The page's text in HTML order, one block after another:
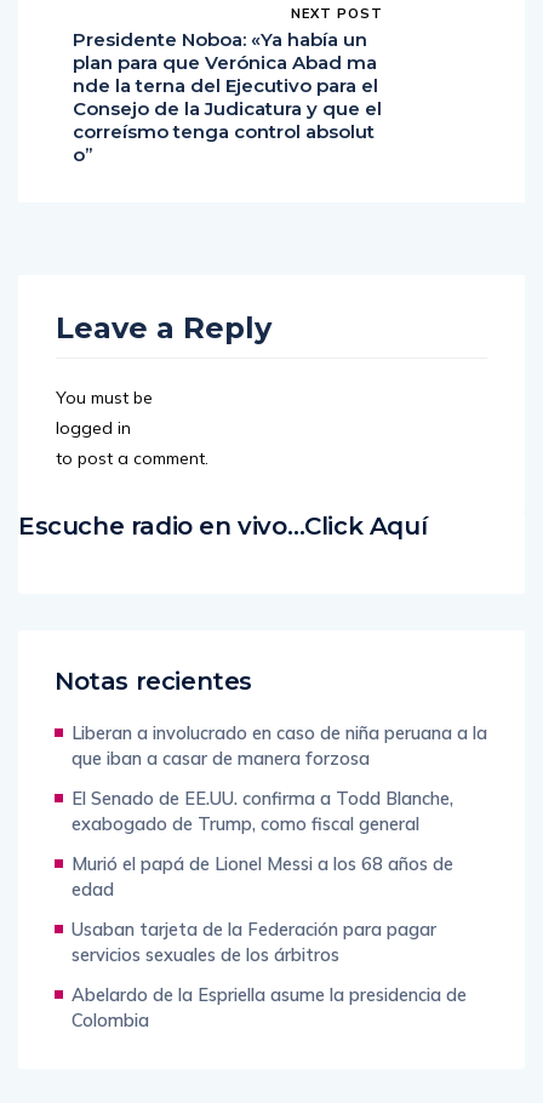
NEXT POST
Presidente Noboa: «Ya había un
plan para que Verónica Abad ma
nde la terna del Ejecutivo para el
Consejo de la Judicatura y que el
correísmo tenga control absolut
o”
Leave a Reply
You must be
logged in
to post a comment.
Escuche radio en vivo…Click Aquí
Notas recientes
Liberan a involucrado en caso de niña peruana a la
que iban a casar de manera forzosa
El Senado de EE.UU. confirma a Todd Blanche,
exabogado de Trump, como fiscal general
Murió el papá de Lionel Messi a los 68 años de
edad
Usaban tarjeta de la Federación para pagar
servicios sexuales de los árbitros
Abelardo de la Espriella asume la presidencia de
Colombia